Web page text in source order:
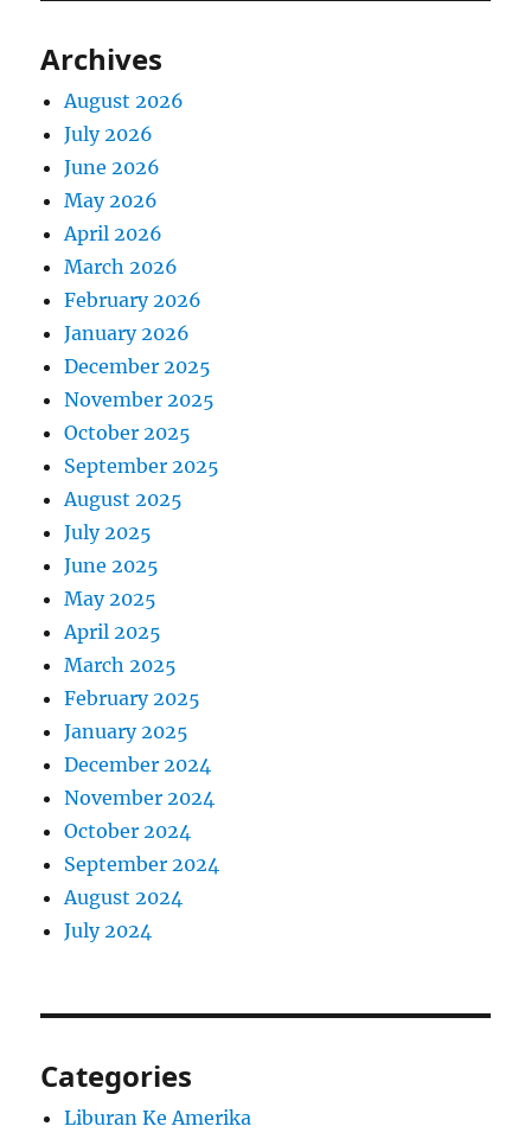
Archives
August 2026
July 2026
June 2026
May 2026
April 2026
March 2026
February 2026
January 2026
December 2025
November 2025
October 2025
September 2025
August 2025
July 2025
June 2025
May 2025
April 2025
March 2025
February 2025
January 2025
December 2024
November 2024
October 2024
September 2024
August 2024
July 2024
Categories
Liburan Ke Amerika